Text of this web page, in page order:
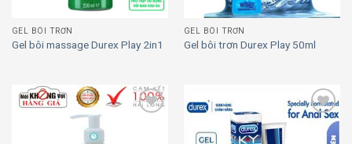
GEL BÔI TRƠN
Gel bôi massage Durex Play 2in1
GEL BÔI TRƠN
Gel bôi trơn Durex Play 50ml